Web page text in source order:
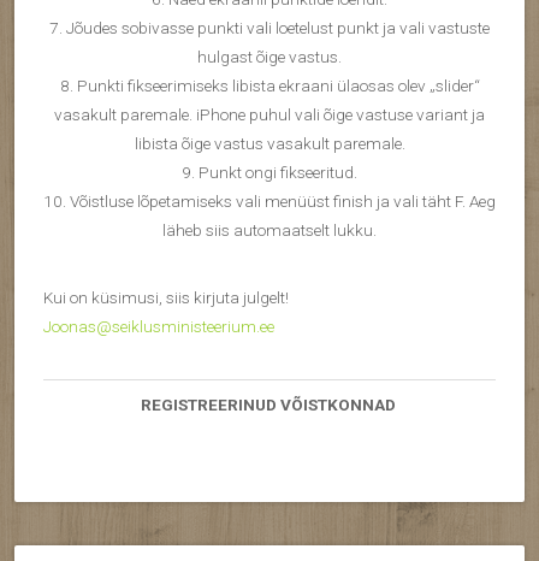
7. Jõudes sobivasse punkti vali loetelust punkt ja vali vastuste
hulgast õige vastus.
8. Punkti fikseerimiseks libista ekraani ülaosas olev „slider“
vasakult paremale. iPhone puhul vali õige vastuse variant ja
libista õige vastus vasakult paremale.
9. Punkt ongi fikseeritud.
10. Võistluse lõpetamiseks vali menüüst finish ja vali täht F. Aeg
läheb siis automaatselt lukku.
Kui on küsimusi, siis kirjuta julgelt!
Joonas@seiklusministeerium.ee
REGISTREERINUD VÕISTKONNAD